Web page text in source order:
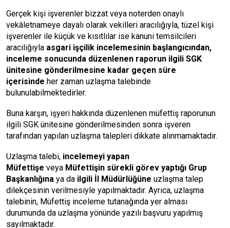
Gerçek kişi işverenler bizzat veya noterden onaylı
vekâletnameye dayalı olarak vekilleri aracılığıyla, tüzel kişi
işverenler ile küçük ve kısıtlılar ise kanuni temsilcileri
aracılığıyla asgari işçilik incelemesinin başlangıcından,
inceleme sonucunda düzenlenen raporun ilgili SGK
ünitesine gönderilmesine kadar geçen süre
içerisinde her zaman uzlaşma talebinde
bulunulabilmektedirler.
Buna karşın, işyeri hakkında düzenlenen müfettiş raporunun
ilgili SGK ünitesine gönderilmesinden sonra işveren
tarafından yapılan uzlaşma talepleri dikkate alınmamaktadır.
Uzlaşma talebi, incelemeyi yapan
Müfettişe veya Müfettişin sürekli görev yaptığı Grup
Başkanlığına ya da ilgili İl Müdürlüğüne uzlaşma talep
dilekçesinin verilmesiyle yapılmaktadır. Ayrıca, uzlaşma
talebinin, Müfettiş inceleme tutanağında yer alması
durumunda da uzlaşma yönünde yazılı başvuru yapılmış
sayılmaktadır.